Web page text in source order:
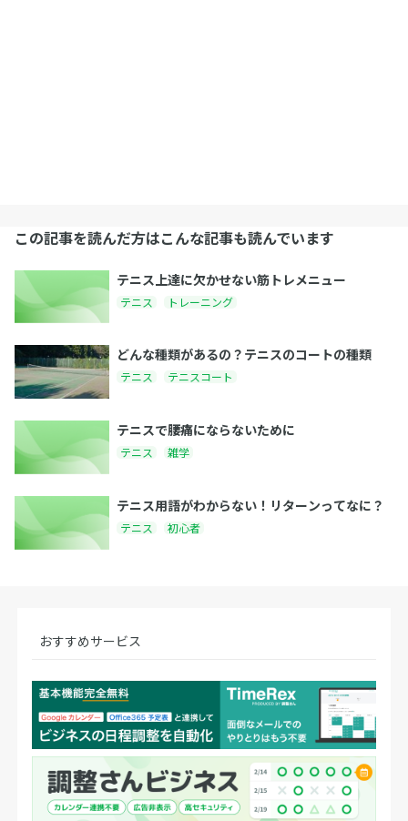
この記事を読んだ方はこんな記事も読んでいます
テニス上達に欠かせない筋トレメニュー
テニス トレーニング
どんな種類があるの？テニスのコートの種類
テニス テニスコート
テニスで腰痛にならないために
テニス 雑学
テニス用語がわからない！リターンってなに？
テニス 初心者
おすすめサービス